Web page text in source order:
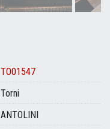
TO01547
Torni
ANTOLINI